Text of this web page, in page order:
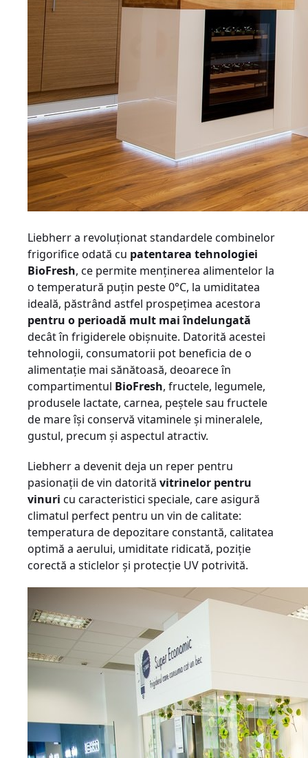
Liebherr a revoluționat standardele combinelor
frigorifice odată cu patentarea tehnologiei
BioFresh, ce permite menținerea alimentelor la
o temperatură puțin peste 0°C, la umiditatea
ideală, păstrând astfel prospețimea acestora
pentru o perioadă mult mai îndelungată
decât în frigiderele obișnuite. Datorită acestei
tehnologii, consumatorii pot beneficia de o
alimentație mai sănătoasă, deoarece în
compartimentul BioFresh, fructele, legumele,
produsele lactate, carnea, peștele sau fructele
de mare își conservă vitaminele și mineralele,
gustul, precum și aspectul atractiv.
Liebherr a devenit deja un reper pentru
pasionații de vin datorită vitrinelor pentru
vinuri cu caracteristici speciale, care asigură
climatul perfect pentru un vin de calitate:
temperatura de depozitare constantă, calitatea
optimă a aerului, umiditate ridicată, poziție
corectă a sticlelor și protecție UV potrivită.